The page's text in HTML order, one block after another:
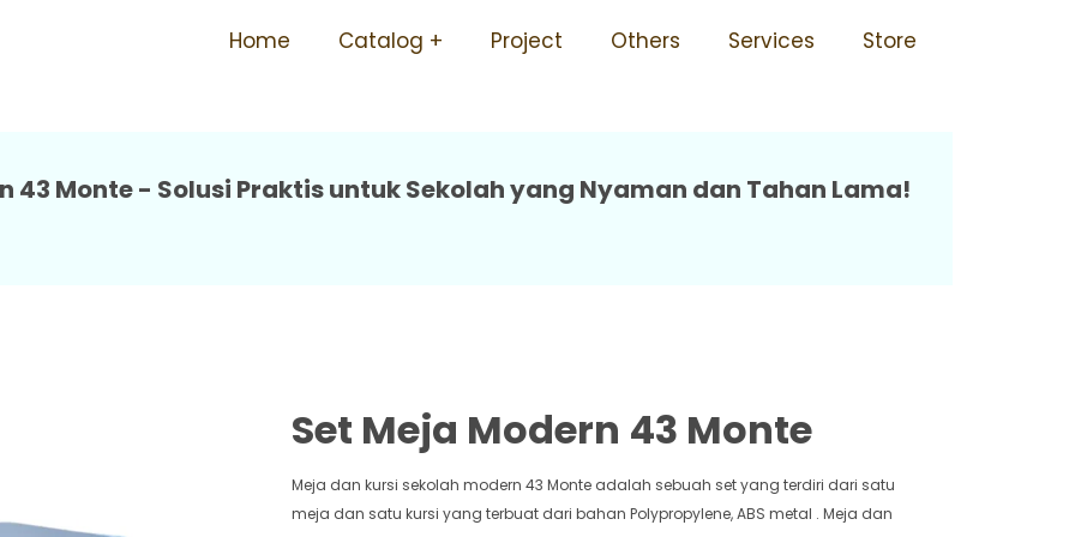
Home Catalog Project Others Services Store
Awet Mudah Dipasang Berkualitas 43 Monte
43 Monte - Solusi Praktis untuk Sekolah yang Nyaman dan Tahan Lama!
Set Meja Modern 43 Monte
Meja dan kursi sekolah modern 43 Monte adalah sebuah set yang terdiri dari satu
meja dan satu kursi yang terbuat dari bahan Polypropylene, ABS metal . Meja dan